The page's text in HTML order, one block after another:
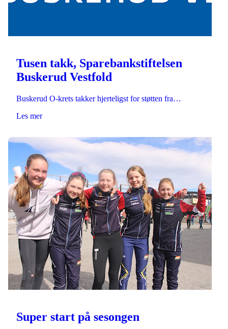
Tusen takk, Sparebankstiftelsen
Buskerud Vestfold
Buskerud O-krets takker hjerteligst for støtten fra…
Les mer
Super start på sesongen